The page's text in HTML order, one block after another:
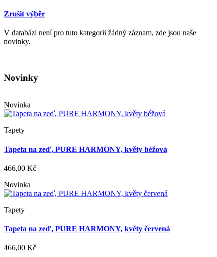
Zrušit výběr
V databázi není pro tuto kategorii žádný záznam, zde jsou naše
novinky.
Novinky
Novinka
Tapety
Tapeta na zeď, PURE HARMONY, květy béžová
466,00 Kč
Novinka
Tapety
Tapeta na zeď, PURE HARMONY, květy červená
466,00 Kč